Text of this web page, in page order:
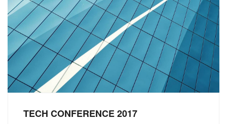
TECH CONFERENCE 2017